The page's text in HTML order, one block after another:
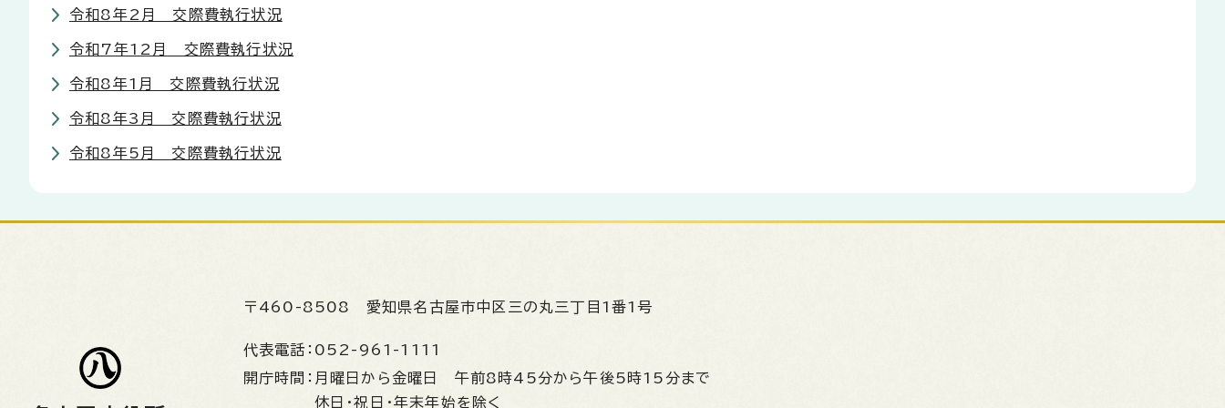
令和8年2月 交際費執行状況
令和7年12月 交際費執行状況
令和8年1月 交際費執行状況
令和8年3月 交際費執行状況
令和8年5月 交際費執行状況
〒460-8508 愛知県名古屋市中区三の丸三丁目1番1号
代表電話： 052-961-1111
開庁時間： 月曜日から金曜日 午前8時45分から午後5時15分まで
休日・祝日・年末年始を除く